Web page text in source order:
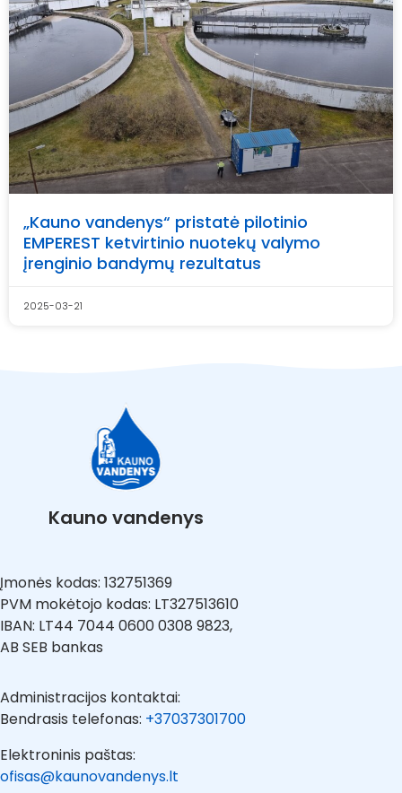
„Kauno vandenys“ pristatė pilotinio
EMPEREST ketvirtinio nuotekų valymo
įrenginio bandymų rezultatus
2025-03-21
Kauno vandenys
Įmonės kodas: 132751369
PVM mokėtojo kodas: LT327513610
IBAN: LT44 7044 0600 0308 9823,
AB SEB bankas
Administracijos kontaktai:
Bendrasis telefonas: +37037301700
Elektroninis paštas:
ofisas@kaunovandenys.lt